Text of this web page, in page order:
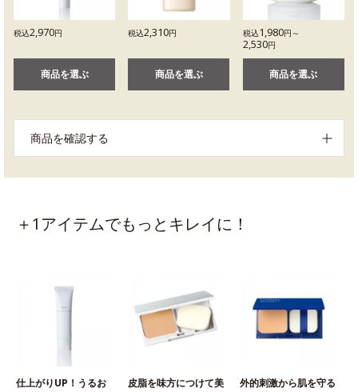
税込2,970円
商品を選ぶ
税込2,310円
商品を選ぶ
税込1,980円～
2,530円
商品を選ぶ
商品を確認する
＋1アイテムでもっとキレイに！
仕上がりUP！うるお
皮脂を味方につけて美
外的刺激から肌を守る